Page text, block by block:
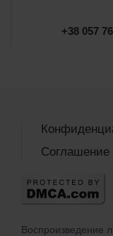
+38 057
Воспроизведение
Соглашение